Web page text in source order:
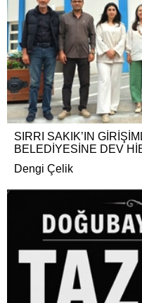
SIRRI SAKIK’IN
BELEDİYESİNE DEV
Dengi Çelik